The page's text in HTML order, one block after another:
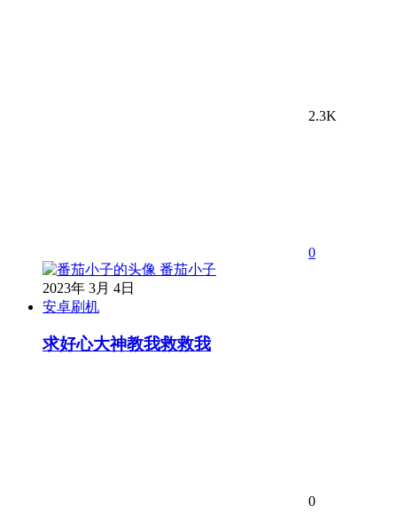
2.3K
0
番茄小子
2023年 3月 4日
安卓刷机
求好心大神教我救救我
0